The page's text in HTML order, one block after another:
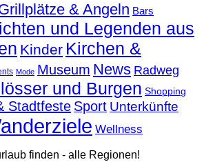
& Angeln Bars
und Legenden aus
Kinder Kirchen &
Mode Museum News Radweg
und Burgen Shopping
Stadtfeste Sport Unterkünfte
Wellness
finden - alle Regionen!